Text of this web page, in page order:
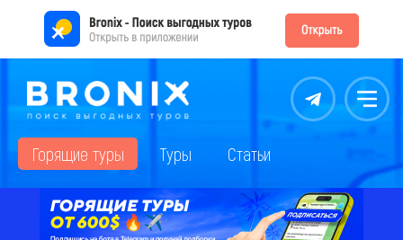
Контакты Меню
Горящие туры Туры Статьи